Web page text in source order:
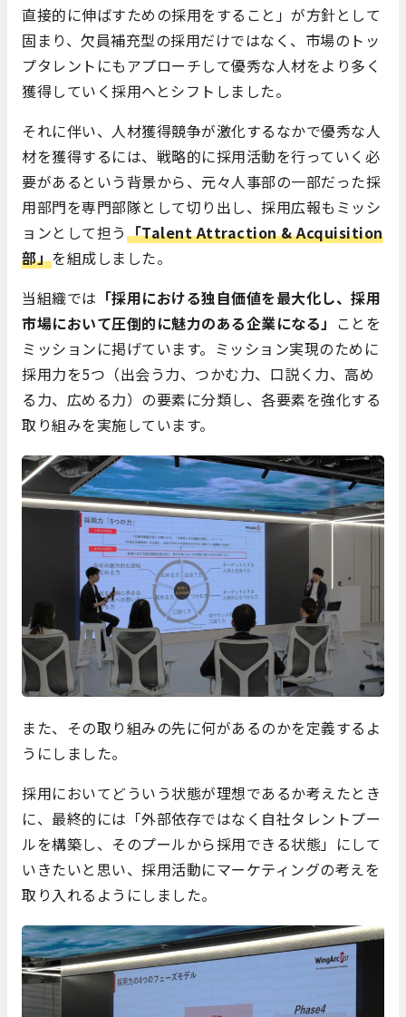
直接的に伸ばすための採用をすること」が方針として
固まり、欠員補充型の採用だけではなく、市場のトッ
プタレントにもアプローチして優秀な人材をより多く
獲得していく採用へとシフトしました。
それに伴い、人材獲得競争が激化するなかで優秀な人
材を獲得するには、戦略的に採用活動を行っていく必
要があるという背景から、元々人事部の一部だった採
用部門を専門部隊として切り出し、採用広報もミッシ
ョンとして担う「Talent Attraction & Acquisition
部」を組成しました。
当組織では 「採用における独自価値を最大化し、採用
市場において圧倒的に魅力のある企業になる」 ことを
ミッションに掲げています。ミッション実現のために
採用力を5つ（出会う力、つかむ力、口説く力、高め
る力、広める力）の要素に分類し、各要素を強化する
取り組みを実施しています。
また、その取り組みの先に何があるのかを定義するよ
うにしました。
採用においてどういう状態が理想であるか考えたとき
に、最終的には「外部依存ではなく自社タレントプー
ルを構築し、そのプールから採用できる状態」にして
いきたいと思い、採用活動にマーケティングの考えを
取り入れるようにしました。